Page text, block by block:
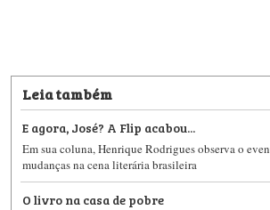
Leia também
E agora, José? A Flip acabou...
Em sua coluna, Henrique Rodrigues observa o
mudanças na cena literária brasileira
O livro na casa de pobre